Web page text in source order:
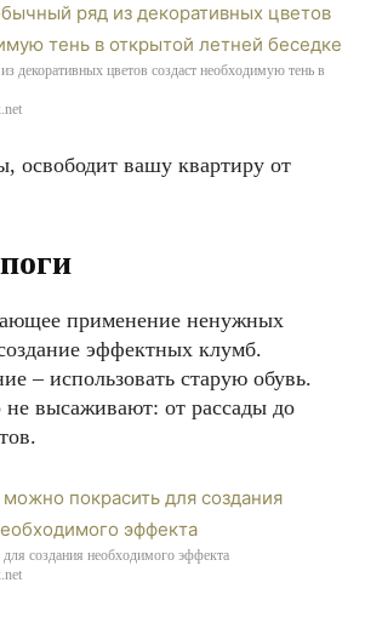
декоративных цветов создаст необходимую тень в
освободит вашу квартиру от
применение ненужных
эффектных клумб.
– использовать старую обувь.
не высаживают: от рассады до
создания необходимого эффекта